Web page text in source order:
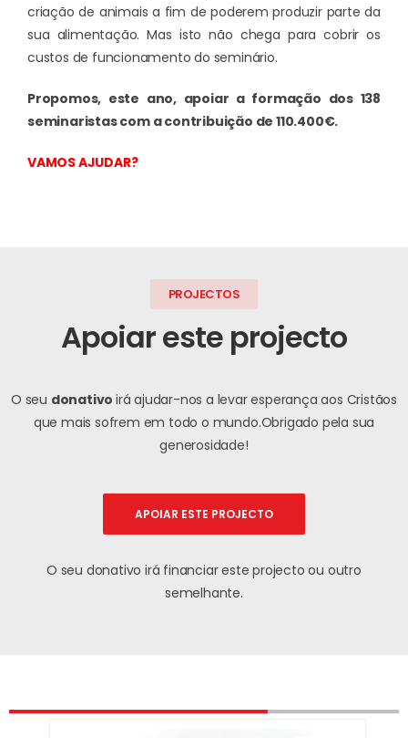
criação de animais a fim de poderem produzir parte da
sua alimentação. Mas isto não chega para cobrir os
custos de funcionamento do seminário.
Propomos, este ano, apoiar a formação dos 138
seminaristas com a contribuição de 110.400€.
VAMOS AJUDAR?
PROJECTOS
Apoiar este projecto
O seu donativo irá ajudar-nos a levar esperança aos Cristãos
que mais sofrem em todo o mundo.Obrigado pela sua
generosidade!
APOIAR ESTE PROJECTO
O seu donativo irá financiar este projecto ou outro
semelhante.